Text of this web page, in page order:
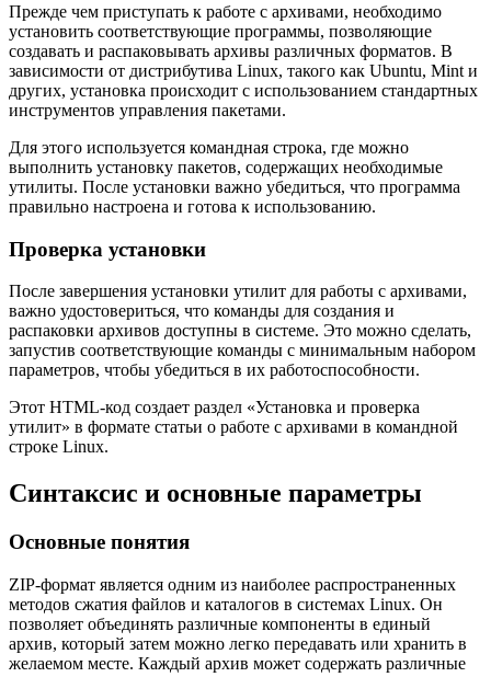
Прежде чем приступать к работе с архивами, необходимо
установить соответствующие программы, позволяющие
создавать и распаковывать архивы различных форматов. В
зависимости от дистрибутива Linux, такого как Ubuntu, Mint и
других, установка происходит с использованием стандартных
инструментов управления пакетами.
Для этого используется командная строка, где можно
выполнить установку пакетов, содержащих необходимые
утилиты. После установки важно убедиться, что программа
правильно настроена и готова к использованию.
Проверка установки
После завершения установки утилит для работы с архивами,
важно удостовериться, что команды для создания и
распаковки архивов доступны в системе. Это можно сделать,
запустив соответствующие команды с минимальным набором
параметров, чтобы убедиться в их работоспособности.
Этот HTML-код создает раздел «Установка и проверка
утилит» в формате статьи о работе с архивами в командной
строке Linux.
Синтаксис и основные параметры
Основные понятия
ZIP-формат является одним из наиболее распространенных
методов сжатия файлов и каталогов в системах Linux. Он
позволяет объединять различные компоненты в единый
архив, который затем можно легко передавать или хранить в
желаемом месте. Каждый архив может содержать различные